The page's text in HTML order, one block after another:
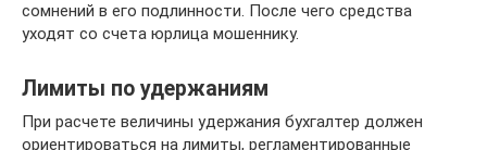
сомнений в его подлинности. После чего средства
уходят со счета юрлица мошеннику.
Лимиты по удержаниям
При расчете величины удержания бухгалтер должен
ориентироваться на лимиты, регламентированные